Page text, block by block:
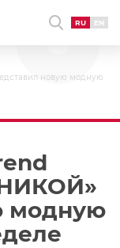
RU EN
новую модную
модную